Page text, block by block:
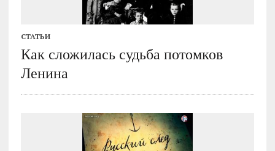
СТАТЬИ
Как сложилась судьба потомков
Ленина